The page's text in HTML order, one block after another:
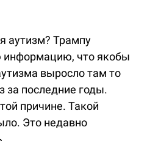
аутизм? Трампу
информацию, что якобы
выросло там то
за последние годы.
причине. Такой
Это недавно